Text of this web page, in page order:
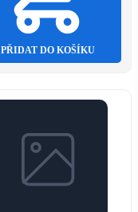
PŘIDAT DO KOŠÍKU